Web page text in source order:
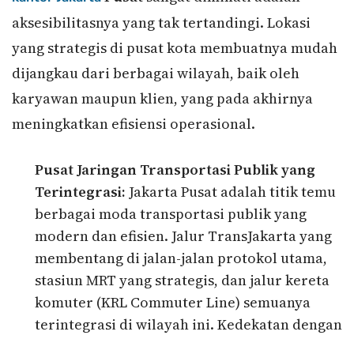
aksesibilitasnya yang tak tertandingi. Lokasi
yang strategis di pusat kota membuatnya mudah
dijangkau dari berbagai wilayah, baik oleh
karyawan maupun klien, yang pada akhirnya
meningkatkan efisiensi operasional.
Pusat Jaringan Transportasi Publik yang
Terintegrasi: Jakarta Pusat adalah titik temu
berbagai moda transportasi publik yang
modern dan efisien. Jalur TransJakarta yang
membentang di jalan-jalan protokol utama,
stasiun MRT yang strategis, dan jalur kereta
komuter (KRL Commuter Line) semuanya
terintegrasi di wilayah ini. Kedekatan dengan